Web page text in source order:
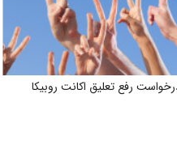
رفع تعلیق اکانت روبیکا